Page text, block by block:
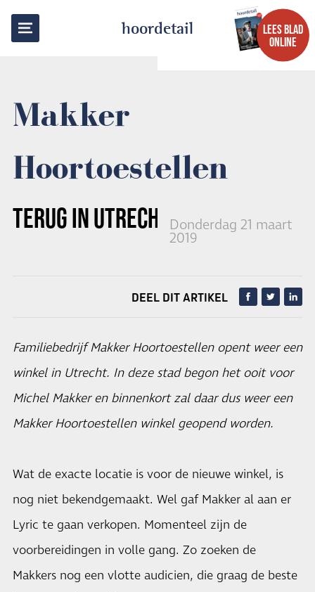
hoordetail
LEES BLAD
ONLINE
Makker
Hoortoestellen
TERUG INUTRECHT Donderdag 21 maart
2019
TERUG NAAR OVERZICHT
DEEL DIT ARTIKEL
Familiebedrijf Makker Hoortoestellen opent weer een
winkel in Utrecht. In deze stad begon het ooit voor
Michel Makker en binnenkort zal daar dus weer een
Makker Hoortoestellen winkel geopend worden.
Wat de exacte locatie is voor de nieuwe winkel, is
nog niet bekendgemaakt. Wel gaf Makker al aan er
Lyric te gaan verkopen. Momenteel zijn de
voorbereidingen in volle gang. Zo zoeken de
Makkers nog een vlotte audicien, die graag de beste